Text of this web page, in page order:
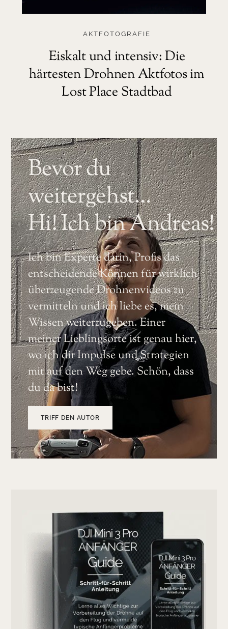
Eiskalt und intensiv: Die
härtesten Drohnen Aktfotos im
Lost Place Stadtbad
AKTFOTOGRAFIE
Bevor du
weitergehst…
Hi! Ich bin Andreas!
Ich bin Experte darin, Profis das
entscheidende Können für wirklich
überzeugende Drohnenvideos zu
vermitteln und ich liebe es, mein
Wissen weiterzugeben. Einer
meiner Lieblingsorte ist genau hier,
wo ich dir Impulse und Strategien
mit auf den Weg gebe. Schön, dass
du da bist!
TRIFF DEN AUTOR